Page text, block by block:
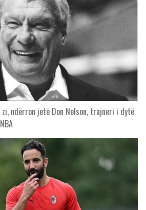
ndërron jetë Don Nelson, trajneri i dytë